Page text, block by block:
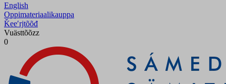
English
Oppimateriaalikauppa
Ǩeeʹrjtõõđ
Vuästtõõzz
0